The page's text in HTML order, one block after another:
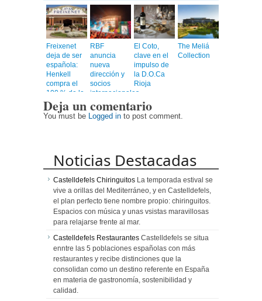
Freixenet
deja de ser
española:
Henkell
compra el
100 % de la
compañía
RBF
anuncia
nueva
dirección y
socios
internacionales,
confirmando
su gira 2026
en siete
El Coto,
clave en el
impulso de
la D.O.Ca
Rioja
The Meliá
Collection
Deja un comentario
You must be Logged in to post comment.
Noticias Destacadas
Castelldefels Chiringuitos La temporada estival se
vive a orillas del Mediterráneo, y en Castelldefels,
el plan perfecto tiene nombre propio: chiringuitos.
Espacios con música y unas vsistas maravillosas
para relajarse frente al mar.
Castelldefels Restaurantes Castelldefels se situa
enntre las 5 poblaciones españolas con más
restaurantes y recibe distinciones que la
consolidan como un destino referente en España
en materia de gastronomía, sostenibilidad y
calidad.